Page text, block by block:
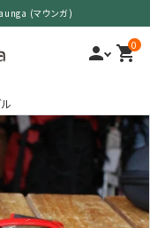
(マウンガ)
person 0
shopping_cart